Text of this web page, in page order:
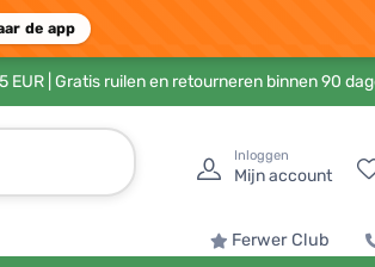
de app
EUR| Gratis ruilen en retourneren binnen 90
Inloggen
Mijn account
Ferwer Club